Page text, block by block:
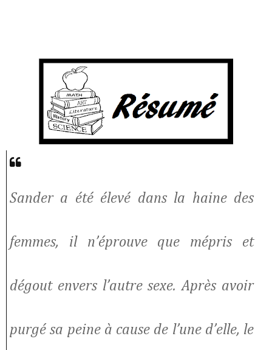
Sander a été élevé dans la haine des
femmes, il n’éprouve que mépris et
dégout envers l’autre sexe. Après avoir
purgé sa peine à cause de l’une d’elle, le